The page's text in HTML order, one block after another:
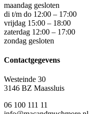
maandag gesloten
di t/m do 12:00 – 17:00
vrijdag 15:00 – 18:00
zaterdag 12:00 – 17:00
zondag gesloten
Contactgegevens
Westeinde 30
3146 BZ Maassluis
06 100 111 11